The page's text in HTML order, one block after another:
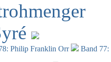
Philip Franklin Orr
Band